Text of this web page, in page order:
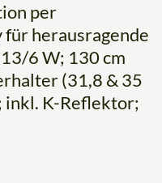
per
herausragende
6 W; 130 cm
(31,8 & 35
inkl. K-Reflektor;